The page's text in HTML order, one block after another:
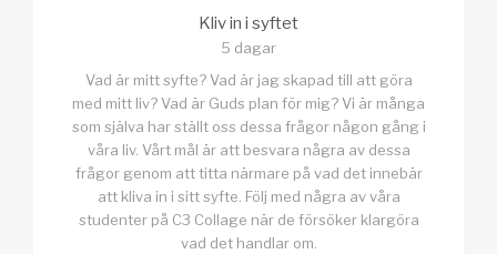
Kliv in i syftet
5 dagar
Vad är mitt syfte? Vad är jag skapad till att göra
med mitt liv? Vad är Guds plan för mig? Vi är många
som själva har ställt oss dessa frågor någon gång i
våra liv. Vårt mål är att besvara några av dessa
frågor genom att titta närmare på vad det innebär
att kliva in i sitt syfte. Följ med några av våra
studenter på C3 Collage när de försöker klargöra
vad det handlar om.